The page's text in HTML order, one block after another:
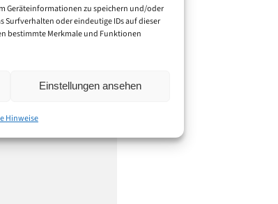
Geräteinformationen zu speichern und/oder
Surfverhalten oder eindeutige IDs auf dieser
bestimmte Merkmale und Funktionen
Einstellungen ansehen
Hinweise